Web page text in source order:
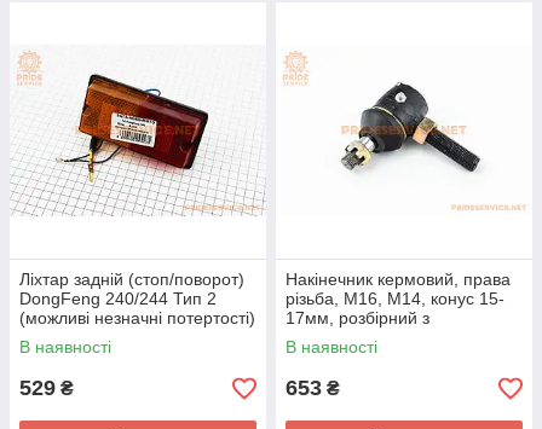
Ліхтар задній (стоп/поворот)
DongFeng 240/244 Тип 2
(можливі незначні потертості)
В наявності
529 ₴
Накінечник кермовий, права
різьба, М16, М14, конус 15-
17мм, розбірний з
тавотницею (300.31.027)
В наявності
653 ₴